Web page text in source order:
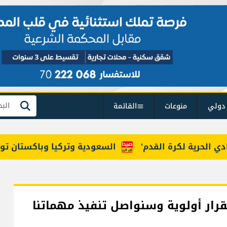
منوعات القائمة بحث
السعودية وتركيا وباكستان توقع لكرة القدم'
أولوية وسنواصل تنفيذ مهماتنا